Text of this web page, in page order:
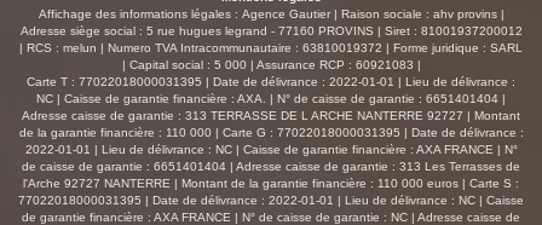
séjour vient renforcer la sensation de volume et de
cachet. Vous y découvrirez également une salle d'eau
avec WC ainsi que deux chambres confortables. Le
second étage accueille un espace nuit supplémentaire
avec un palier, un dressing, un WC et une belle chambre
parentale, offrant calme et intimité. À l'extérieur, une très
grande grange vient enrichir ce bien, laissant entrevoir de
nombreuses possibilités d'aménagement ou d'évolution
selon vos projets. D'une superficie habitable de 149 m²,
cette maison allie parfaitement le charme de l'ancien, des
Affichage des informations légales : Agence Gautier | Raison sociale : ahv provins |
Adresse siège social : 5 rue hugues legrand - 77160 PROVINS | Siret : 81001937200012
| RCS : melun | Numero TVA Intracommunautaire : 63810019372 | Forme juridique : SARL
| Capital social : 5 000 | Assurance RCP : 60921083 |
Carte T : 77022018000031395 | Date de délivrance : 2022-01-01 | Lieu de délivrance :
NC | Caisse de garantie financière : AXA. | N° de caisse de garantie : 6651401404 |
Adresse caisse de garantie : 313 TERRASSE DE L ARCHE NANTERRE 92727 | Montant
de la garantie financière : 110 000 | Carte G : 77022018000031395 | Date de délivrance :
2022-01-01 | Lieu de délivrance : NC | Caisse de garantie financière : AXA FRANCE | N°
de caisse de garantie : 6651401404 | Adresse caisse de garantie : 313 Les Terrasses de
l'Arche 92727 NANTERRE | Montant de la garantie financière : 110 000 euros | Carte S :
77022018000031395 | Date de délivrance : 2022-01-01 | Lieu de délivrance : NC | Caisse
de garantie financière : AXA FRANCE | N° de caisse de garantie : NC | Adresse caisse de